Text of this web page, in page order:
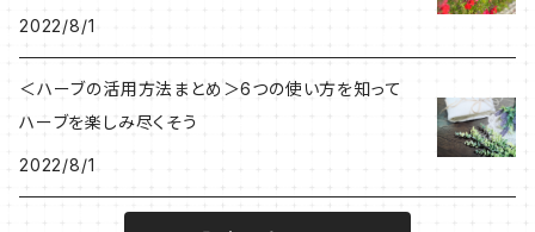
2022/8/1
＜ハーブの活用方法まとめ＞6つの使い方を知って
ハーブを楽しみ尽くそう
2022/8/1